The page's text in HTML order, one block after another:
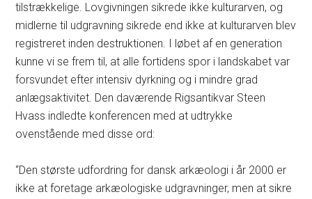
tilstrækkelige. Lovgivningen sikrede ikke kulturarven, og
midlerne til udgravning sikrede end ikke at kulturarven blev
registreret inden destruktionen. I løbet af en generation
kunne vi se frem til, at alle fortidens spor i landskabet var
forsvundet efter intensiv dyrkning og i mindre grad
anlægsaktivitet. Den daværende Rigsantikvar Steen
Hvass indledte konferencen med at udtrykke
ovenstående med disse ord:
“Den største udfordring for dansk arkæologi i år 2000 er
ikke at foretage arkæologiske udgravninger, men at sikre